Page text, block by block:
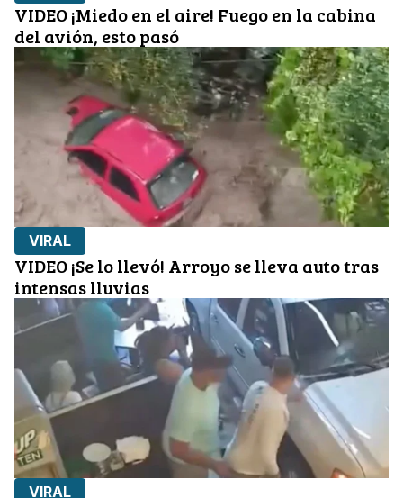
VIDEO ¡Miedo en el aire! Fuego en la cabina
del avión, esto pasó
VIRAL
VIDEO ¡Se lo llevó! Arroyo se lleva auto tras
intensas lluvias
VIRAL